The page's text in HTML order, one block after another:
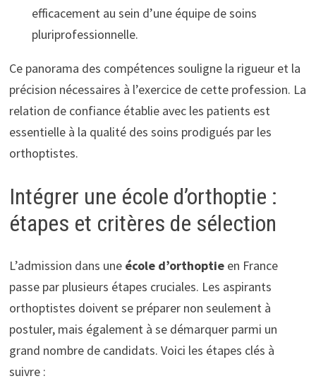
efficacement au sein d’une équipe de soins
pluriprofessionnelle.
Ce panorama des compétences souligne la rigueur et la
précision nécessaires à l’exercice de cette profession. La
relation de confiance établie avec les patients est
essentielle à la qualité des soins prodigués par les
orthoptistes.
Intégrer une école d’orthoptie :
étapes et critères de sélection
L’admission dans une école d’orthoptieen France
passe par plusieurs étapes cruciales. Les aspirants
orthoptistes doivent se préparer non seulement à
postuler, mais également à se démarquer parmi un
grand nombre de candidats. Voici les étapes clés à
suivre :